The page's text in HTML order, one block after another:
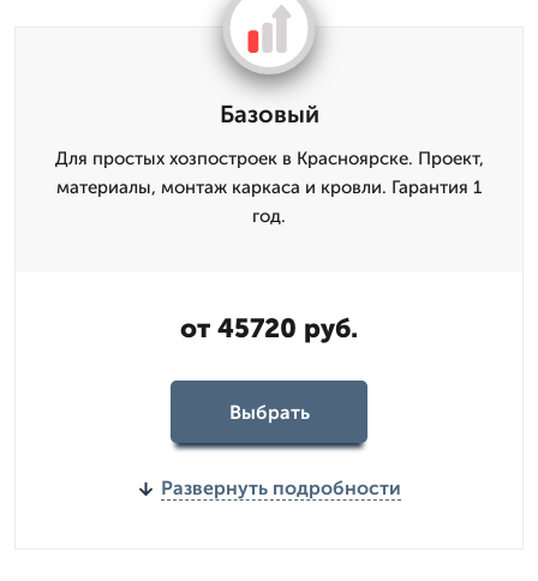
Базовый
Для простых хозпостроек в Красноярске. Проект,
материалы, монтаж каркаса и кровли. Гарантия 1
год.
от 45720 руб.
Выбрать
Развернуть подробности